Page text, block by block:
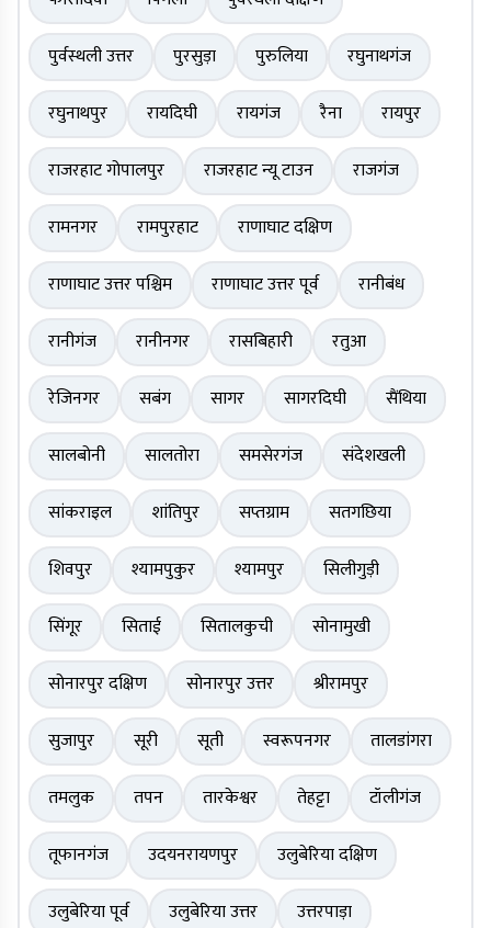
पुर्वस्थली उत्तर
पुरसुड़ा पुरुलिया
रघुनाथगंज
रघुनाथपुर
रायदिघी रायगंज रैना
रायपुर
राजरहाट गोपालपुर
राजरहाट न्यू टाउन
राजगंज
रामनगर
रामपुरहाट
राणाघाट दक्षिण
राणाघाट उत्तर पश्चिम
राणाघाट उत्तर पूर्व
रानीबंध
रानीगंज
रानीनगर रासबिहारी
रतुआ
रेजिनगर
सबंग सागर सागरदिघी
सैंथिया
सालबोनी
सालतोरा समसेरगंज
संदेशखली
सांकराइल
शांतिपुर सप्तग्राम
सतगछिया
शिवपुर
श्यामपुकुर श्यामपुर
सिलीगुड़ी
सिंगूर
सिताई सितालकुची
सोनामुखी
सोनारपुर दक्षिण
सोनारपुर उत्तर
श्रीरामपुर
सुजापुर
सूरी सूती स्वरूपनगर
तालडांगरा
तमलुक
तपन तारकेश्वर तेहट्टा
टॉलीगंज
तूफानगंज
उदयनरायणपुर
उलुबेरिया दक्षिण
उलुबेरिया पूर्व
उलुबेरिया उत्तर उत्तरपाड़ा